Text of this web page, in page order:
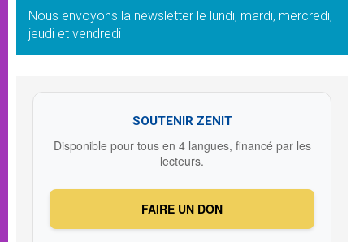
Nous envoyons la newsletter le lundi, mardi, mercredi,
jeudi et vendredi
SOUTENIR ZENIT
Disponible pour tous en 4 langues, financé par les
lecteurs.
FAIRE UN DON